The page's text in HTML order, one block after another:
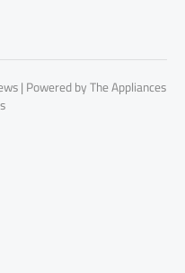
| Powered by The Appliances